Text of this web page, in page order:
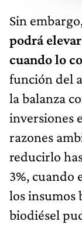
Sin
podrá
cuando lo
función del
la balanza
inversiones
razones
reducirlo
3%, cuando
los insumos
biodiésel